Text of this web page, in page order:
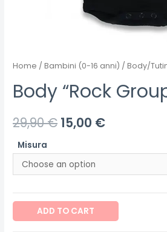
Home /Bambini (0-16 anni) /Body/
Body “Rock
29,90€ 15,00 €
Misura
"Rock
ADD TO CART